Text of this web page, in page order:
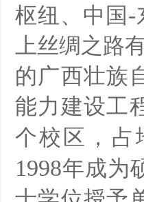
枢纽、中国 -
上丝绸之路
的广西壮族
能力建设工
个校区，占
1998年成为